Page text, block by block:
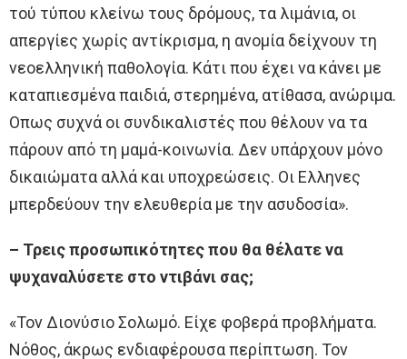
τού τύπου κλείνω τους δρόμους, τα λιμάνια, οι
απεργίες χωρίς αντίκρισμα, η ανομία δείχνουν τη
νεοελληνική παθολογία. Κάτι που έχει να κάνει με
καταπιεσμένα παιδιά, στερημένα, ατίθασα, ανώριμα.
Οπως συχνά οι συνδικαλιστές που θέλουν να τα
πάρουν από τη μαμά-κοινωνία. Δεν υπάρχουν μόνο
δικαιώματα αλλά και υποχρεώσεις. Οι Ελληνες
μπερδεύουν την ελευθερία με την ασυδοσία».
– Τρεις προσωπικότητες που θα θέλατε να
ψυχαναλύσετε στο ντιβάνι σας;
«Τον Διονύσιο Σολωμό. Είχε φοβερά προβλήματα.
Νόθος, άκρως ενδιαφέρουσα περίπτωση. Τον